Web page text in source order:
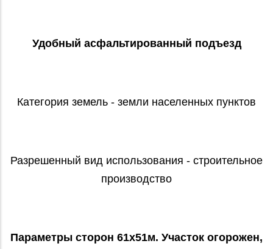
Удобный асфальтированный подъезд
Категория земель - земли населенных пунктов
Разрешенный вид использования - строительное
производство
Параметры сторон 61х51м. Участок огорожен,